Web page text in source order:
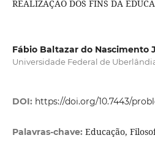
REALIZAÇÃO DOS FINS DA
Fábio Baltazar do Nascimento
Universidade Federal de
DOI: https://doi.org/10.7443/
Palavras-chave: Educação,